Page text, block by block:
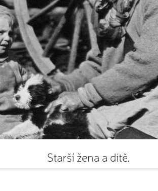
Starší žena a dítě.